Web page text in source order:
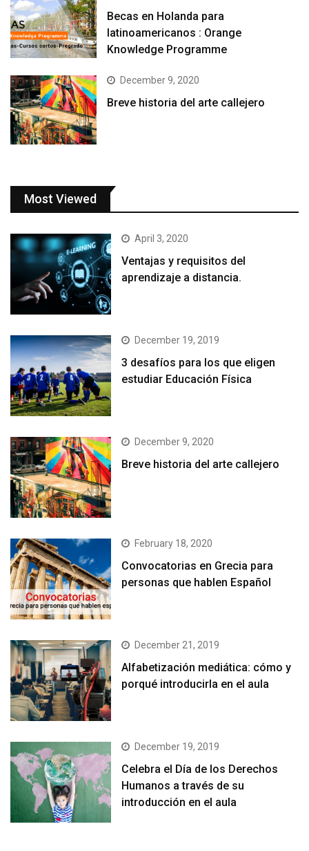
Becas en Holanda para
latinoamericanos : Orange
Knowledge Programme
December 9, 2020
Breve historia del arte callejero
Most Viewed
April 3, 2020
Ventajas y requisitos del
aprendizaje a distancia.
December 19, 2019
3 desafíos para los que eligen
estudiar Educación Física
December 9, 2020
Breve historia del arte callejero
February 18, 2020
Convocatorias en Grecia para
personas que hablen Español
December 21, 2019
Alfabetización mediática: cómo y
porqué introducirla en el aula
December 19, 2019
Celebra el Día de los Derechos
Humanos a través de su
introducción en el aula